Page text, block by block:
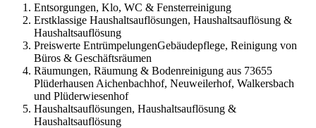
Entsorgungen, Klo, WC & Fensterreinigung
Erstklassige Haushaltsauflösungen, Haushaltsauflösung &
Haushaltsauflösung
Preiswerte EntrümpelungenGebäudepflege, Reinigung von
Büros & Geschäftsräumen
Räumungen, Räumung & Bodenreinigung aus 73655
Plüderhausen Aichenbachhof, Neuweilerhof, Walkersbach
und Plüderwiesenhof
Haushaltsauflösungen, Haushaltsauflösung &
Haushaltsauflösung